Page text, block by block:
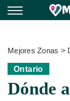
Mejores Zonas >
Ontario
Dónde